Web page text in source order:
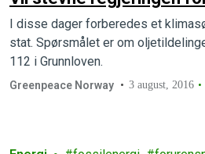
I disse dager forberedes et
stat. Spørsmålet er om
112 i Grunnloven.
Greenpeace Norway 3 august, 2016